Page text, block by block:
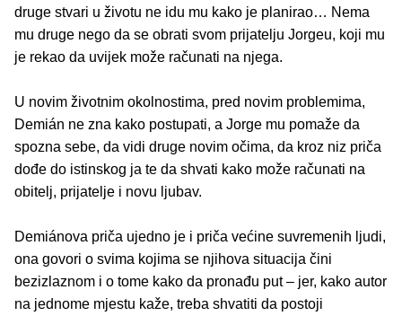
druge stvari u životu ne idu mu kako je planirao… Nema
mu druge nego da se obrati svom prijatelju Jorgeu, koji mu
je rekao da uvijek može računati na njega.
U novim životnim okolnostima, pred novim problemima,
Demián ne zna kako postupati, a Jorge mu pomaže da
spozna sebe, da vidi druge novim očima, da kroz niz priča
dođe do istinskog ja te da shvati kako može računati na
obitelj, prijatelje i novu ljubav.
Demiánova priča ujedno je i priča većine suvremenih ljudi,
ona govori o svima kojima se njihova situacija čini
bezizlaznom i o tome kako da pronađu put – jer, kako autor
na jednome mjestu kaže, treba shvatiti da postoji